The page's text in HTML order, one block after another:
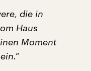
die in
Haus
Moment